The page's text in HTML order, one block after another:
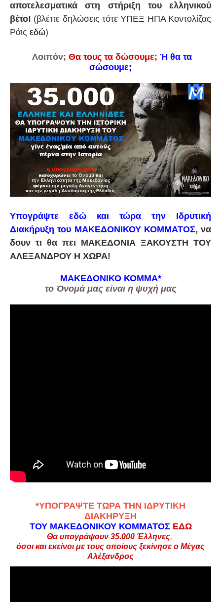
αποτελεσματικά στη στήριξη του ελληνικού
βέτο! (βλέπε δηλώσεις τότε ΥΠΕΞ ΗΠΑ Κοντολίζας
Ράις εδώ)
Λοιπόν; Θα τους τα δώσουμε; Ή θα τα
σώσουμε;
Υπογράψτε εδώ και τώρα την Ιδρυτική
Διακήρυξη του ΜΑΚΕΔΟΝΙΚΟΥ ΚΟΜΜΑΤΟΣ, να
δουν τι θα πει ΜΑΚΕΔΟΝΙΑ ΞΑΚΟΥΣΤΗ ΤΟΥ
ΑΛΕΞΑΝΔΡΟΥ Η ΧΩΡΑ!
ΜΑΚΕΔΟΝΙΚΟ ΚΟΜΜΑ*
το Όνομά μας είναι η ψυχή μας
*ΥΠΟΓΡΑΨΤΕ ΤΩΡΑ ΤΗΝ ΙΔΡΥΤΙΚΗ
ΔΙΑΚΗΡΥΞΗ
ΤΟΥ ΜΑΚΕΔΟΝΙΚΟΥ ΚΟΜΜΑΤΟΣ ΕΔΩ
Θα υπογράψουν 35.000 Έλληνες,
όσοι και εκείνοι με τους οποίους ξεκίνησε ο Μέγας
Αλέξανδρος